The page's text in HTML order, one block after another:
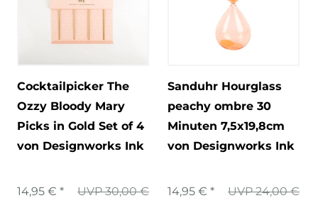
Cocktailpicker The
Ozzy Bloody Mary
Picks in Gold Set of 4
von Designworks Ink
UVP 30,00 €
14,95 € *
Sanduhr Hourglass
peachy ombre 30
Minuten 7,5x19,8cm
von Designworks Ink
UVP 24,00 €
14,95 € *